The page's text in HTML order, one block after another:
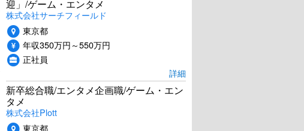
迎」/ゲーム・エンタメ
株式会社サーチフィールド
東京都
年収350万円～550万円
正社員
詳細
新卒総合職/エンタメ企画職/ゲーム・エン
タメ
株式会社Plott
東京都